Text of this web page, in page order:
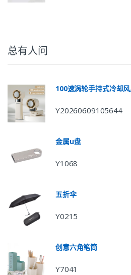
总有人问
100速涡轮手持式冷却
Y20260609105644
金属u盘
Y1068
五折伞
Y0215
创意六角笔筒
Y7041